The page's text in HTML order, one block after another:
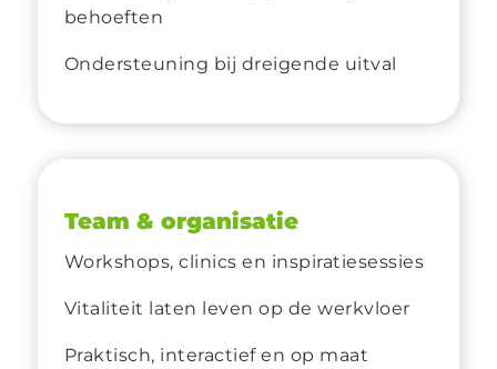
behoeften
Ondersteuning bij dreigende uitval
Team & organisatie
Workshops, clinics en inspiratiesessies
Vitaliteit laten leven op de werkvloer
Praktisch, interactief en op maat